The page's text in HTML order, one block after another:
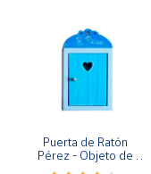
Baleares
piezas pequeñas.
Puerta de Ratón
Pérez - Objeto de
madera